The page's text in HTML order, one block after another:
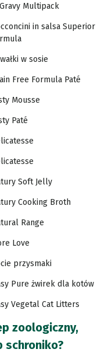
Multipack
in salsa Superior
w sosie
Free Formula Paté
Mousse
Paté
Soft Jelly
Cooking Broth
Range
Love
przysmaki
Pure żwirek dla kotów
Vegetal Cat Litters
zoologiczny,
schroniko?